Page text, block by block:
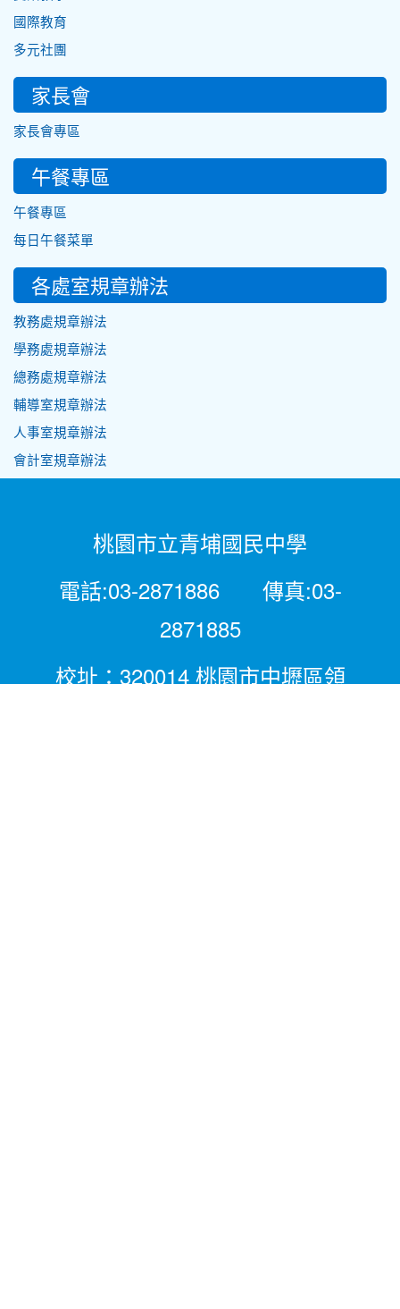
國際教育
多元社團
家長會
家長會專區
午餐專區
午餐專區
每日午餐菜單
各處室規章辦法
教務處規章辦法
學務處規章辦法
總務處規章辦法
輔導室規章辦法
人事室規章辦法
會計室規章辦法
桃園市立青埔國民中學
電話:03-2871886 傳真:03-
2871885
校址：320014 桃園市中壢區領